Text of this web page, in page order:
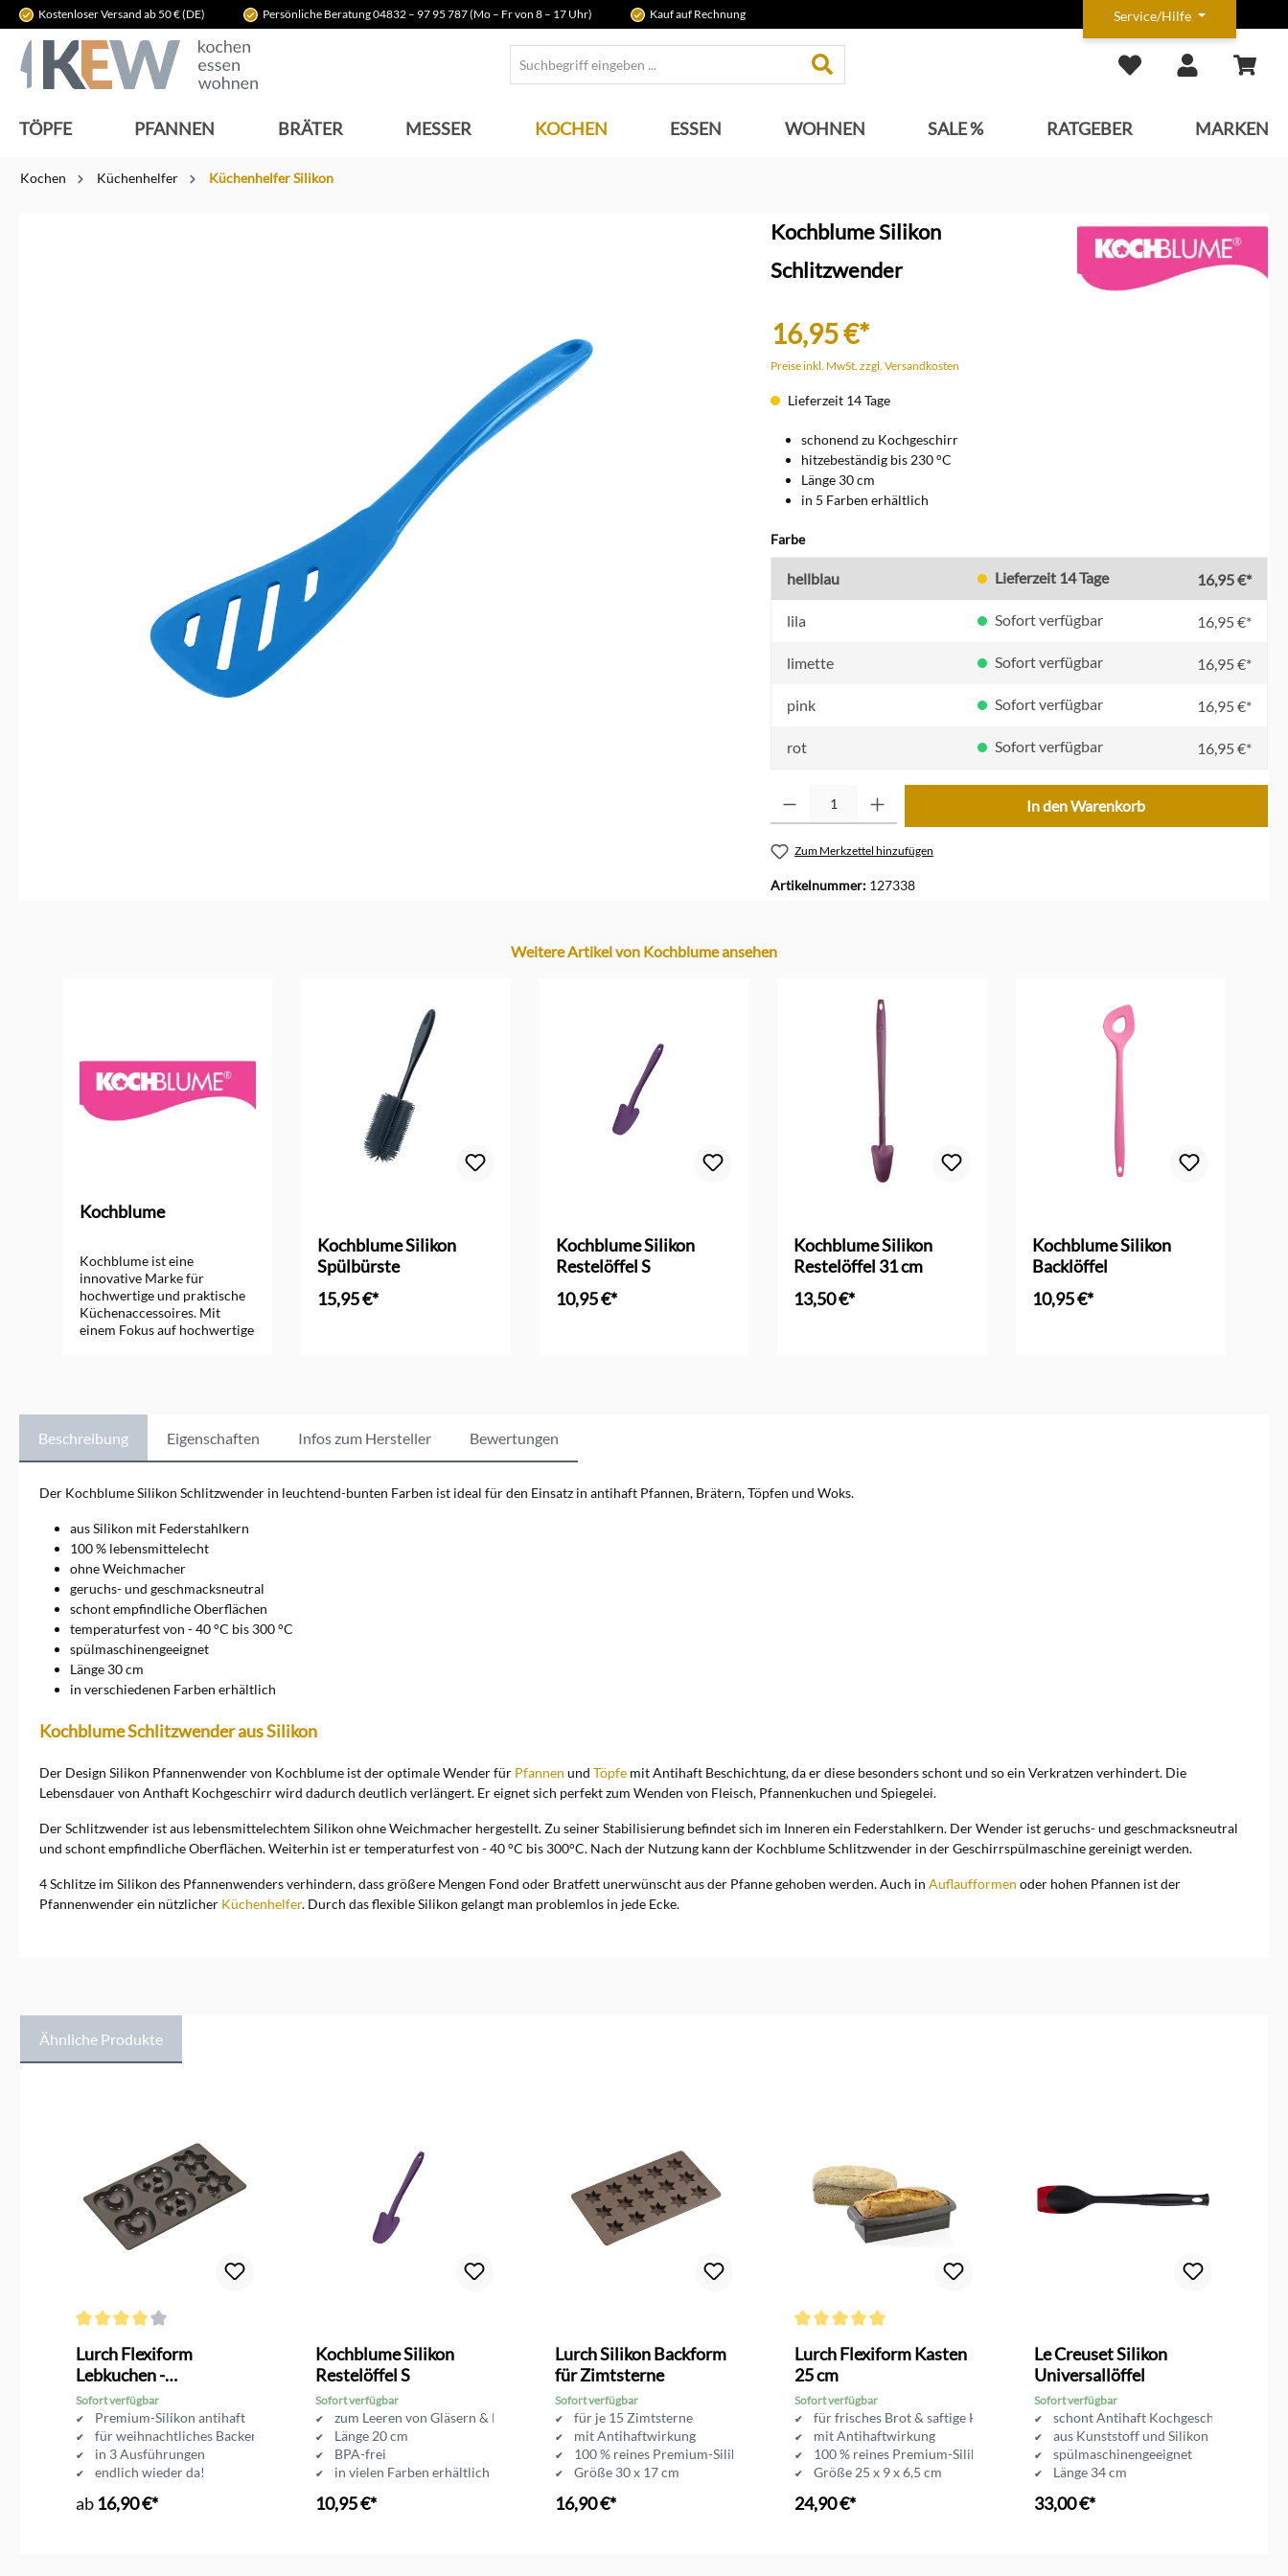
Zur Hauptnavigation springen
Kostenloser Versand ab 50 € (DE) Persönliche Beratung 04832 – 97 95 787 (Mo – Fr von 8 – 17 Uhr) Kauf auf Rechnung Service/Hilfe
TÖPFE PFANNEN BRÄTER MESSER KOCHEN ESSEN WOHNEN SALE % RATGEBER MARKEN
Kochen Küchenhelfer Küchenhelfer Silikon
Kochblume Silikon
Schlitzwender
16,95 €*
Preise inkl. MwSt. zzgl. Versandkosten
Lieferzeit 14 Tage
schonend zu Kochgeschirr
hitzebeständig bis 230 °C
Länge 30 cm
in 5 Farben erhältlich
Farbeauswählen
hellblau Lieferzeit 14 Tage 16,95 €*
lila Sofort verfügbar 16,95 €*
limette Sofort verfügbar 16,95 €*
pink Sofort verfügbar 16,95 €*
rot Sofort verfügbar 16,95 €*
In den Warenkorb
Zum Merkzettel hinzufügen
Artikelnummer: 127338
Weitere Artikel von Kochblume ansehen
Kochblume
Kochblume ist eine
innovative Marke für
hochwertige und praktische
Küchenaccessoires. Mit
einem Fokus auf hochwertige
Kochutensilien und
Backformen, die
hitzebeständig, langlebig und
einfach zu reinigen sind.
Diese Produkte helfen, den
Kochalltag zu erleichtern und
Küchenumgebung. Entdecken
Sie die funktionale Eleganz
von Kochblume und
verbessern Sie Ihre Koch-
und Backerlebnisse mit
cleverem Design.
Kochblume Silikon
Spülbürste
15,95 €*
Kochblume Silikon
Restelöffel S
10,95 €*
Kochblume Silikon
Restelöffel 31 cm
13,50 €*
Kochblume Silikon
Backlöffel
10,95 €*
Beschreibung Eigenschaften Infos zum Hersteller Bewertungen
Der Kochblume Silikon Schlitzwender in leuchtend-bunten Farben ist ideal für den Einsatz in antihaft Pfannen, Brätern, Töpfen und Woks.
aus Silikon mit Federstahlkern
100 % lebensmittelecht
ohne Weichmacher
geruchs- und geschmacksneutral
schont empfindliche Oberflächen
temperaturfest von - 40 °C bis 300 °C
spülmaschinengeeignet
Länge 30 cm
in verschiedenen Farben erhältlich
Kochblume Schlitzwender aus Silikon
Der Design Silikon Pfannenwender von Kochblume ist der optimale Wender für Pfannen und Töpfe mit Antihaft Beschichtung, da er diese besonders schont und so ein Verkratzen verhindert. Die
Lebensdauer von Anthaft Kochgeschirr wird dadurch deutlich verlängert. Er eignet sich perfekt zum Wenden von Fleisch, Pfannenkuchen und Spiegelei.
Der Schlitzwender ist aus lebensmittelechtem Silikon ohne Weichmacher hergestellt. Zu seiner Stabilisierung befindet sich im Inneren ein Federstahlkern. Der Wender ist geruchs- und geschmacksneutral
und schont empfindliche Oberflächen. Weiterhin ist er temperaturfest von - 40 °C bis 300°C. Nach der Nutzung kann der Kochblume Schlitzwender in der Geschirrspülmaschine gereinigt werden.
4 Schlitze im Silikon des Pfannenwenders verhindern, dass größere Mengen Fond oder Bratfett unerwünscht aus der Pfanne gehoben werden. Auch in Auflaufformen oder hohen Pfannen ist der
Pfannenwender ein nützlicher Küchenhelfer. Durch das flexible Silikon gelangt man problemlos in jede Ecke.
Ähnliche Produkte
Lurch Flexiform
Lebkuchen -
Silikonbackform
Sofort verfügbar
Premium-Silikon antihaft
für weihnachtliches Backen
in 3 Ausführungen
endlich wieder da!
ab 16,90 €*
Kochblume Silikon
Restelöffel S
Sofort verfügbar
zum Leeren von Gläsern & Flaschen
Länge 20 cm
BPA-frei
in vielen Farben erhältlich
10,95 €*
Lurch Silikon Backform
für Zimtsterne
Sofort verfügbar
für je 15 Zimtsterne
mit Antihaftwirkung
100 % reines Premium-Silikon
Größe 30 x 17 cm
16,90 €*
Lurch Flexiform Kasten
25 cm
Sofort verfügbar
für frisches Brot & saftige Kuchen
mit Antihaftwirkung
100 % reines Premium-Silikon
Größe 25 x 9 x 6,5 cm
24,90 €*
Le Creuset Silikon
Universallöffel
Sofort verfügbar
schont Antihaft Kochgeschirr
aus Kunststoff und Silikon
spülmaschinengeeignet
Länge 34 cm
33,00 €*